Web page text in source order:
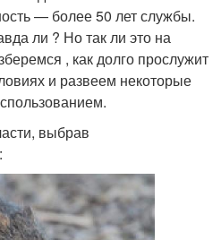
— более 50 лет службы.
ли ? Но так ли это на
, как долго прослужит
и развеем некоторые
выбрав